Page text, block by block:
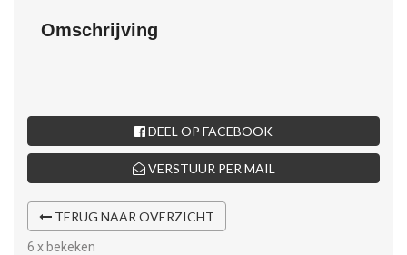
Omschrijving
DEEL OP FACEBOOK
VERSTUUR PER MAIL
TERUG NAAR OVERZICHT
6 x bekeken